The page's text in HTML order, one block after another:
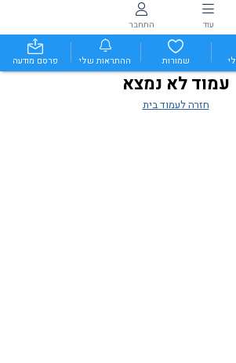
עוד התחבר
שמורות ההתראות שלי פרסם מודעה
עמוד לא נמצא
חזרה לעמוד בית